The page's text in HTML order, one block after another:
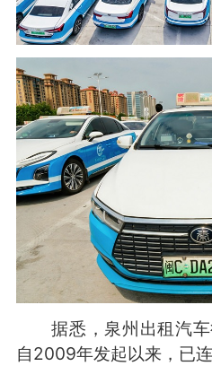
据悉，泉州出租汽车
自2009年发起以来，已